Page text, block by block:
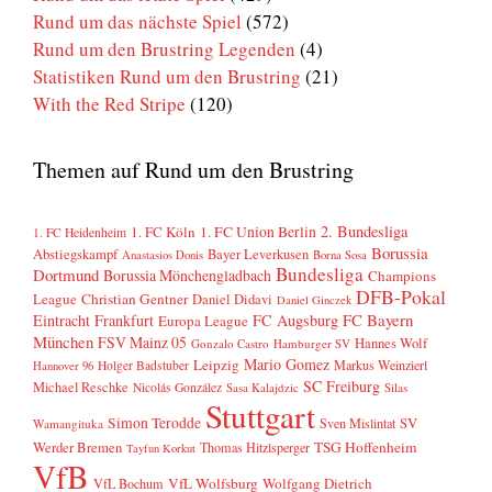
Rund um das nächste Spiel (572)
Rund um den Brustring Legenden (4)
Statistiken Rund um den Brustring (21)
With the Red Stripe (120)
Themen auf Rund um den Brustring
1. FC Heidenheim 1. FC Köln 1. FC Union Berlin 2. Bundesliga
Abstiegskampf Anastasios Donis Bayer Leverkusen Borna Sosa Borussia
Dortmund Borussia Mönchengladbach Bundesliga Champions
League Christian Gentner Daniel Didavi Daniel Ginczek DFB-Pokal
Eintracht Frankfurt Europa League FC Augsburg FC Bayern
München FSV Mainz 05 Gonzalo Castro Hamburger SV Hannes Wolf
Hannover 96 Holger Badstuber Leipzig Mario Gomez Markus Weinzierl
Michael Reschke Nicolás González Sasa Kalajdzic SC Freiburg Silas
Wamangituka Simon Terodde Stuttgart Sven Mislintat SV
Werder Bremen Tayfun Korkut Thomas Hitzlsperger TSG Hoffenheim
VfB VfL Bochum VfL Wolfsburg Wolfgang Dietrich